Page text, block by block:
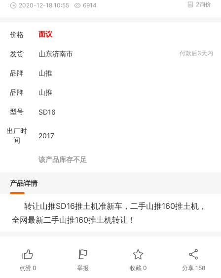
2020-12-18 10:55 6914 2询价
价格 面议
发货 山东济南市 付款后3天内
品牌 山推
品牌 山推
型号 SD16
出厂时
间
2017
该产品库存不足
产品详情
转让山推SD16推土机准新车，二手山推160推土机，
全网最新二手山推160推土机转让！
点赞 0 举报 收藏 0 分享 158